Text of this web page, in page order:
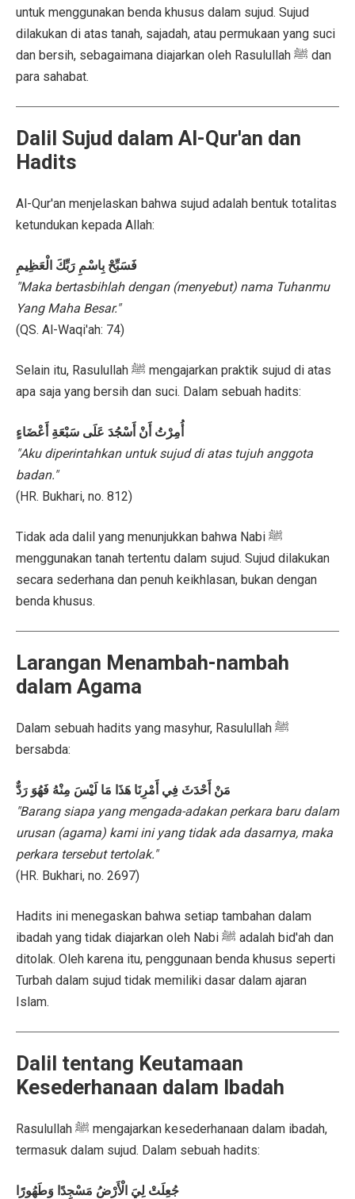
untuk menggunakan benda khusus dalam sujud. Sujud
dilakukan di atas tanah, sajadah, atau permukaan yang suci
dan bersih, sebagaimana diajarkan oleh Rasulullah ﷺ dan
para sahabat.
Dalil Sujud dalam Al-Qur'an dan
Hadits
Al-Qur'an menjelaskan bahwa sujud adalah bentuk totalitas
ketundukan kepada Allah:
فَسَبِّحْ بِاسْمِ رَبِّكَ الْعَظِيمِ
"Maka bertasbihlah dengan (menyebut) nama Tuhanmu
Yang Maha Besar."
(QS. Al-Waqi'ah: 74)
Selain itu, Rasulullah ﷺ mengajarkan praktik sujud di atas
apa saja yang bersih dan suci. Dalam sebuah hadits:
أُمِرْتُ أَنْ أَسْجُدَ عَلَى سَبْعَةِ أَعْضَاءٍ
"Aku diperintahkan untuk sujud di atas tujuh anggota
badan."
(HR. Bukhari, no. 812)
Tidak ada dalil yang menunjukkan bahwa Nabi ﷺ
menggunakan tanah tertentu dalam sujud. Sujud dilakukan
secara sederhana dan penuh keikhlasan, bukan dengan
benda khusus.
Larangan Menambah-nambah
dalam Agama
Dalam sebuah hadits yang masyhur, Rasulullah ﷺ
bersabda:
مَنْ أَحْدَثَ فِي أَمْرِنَا هَذَا مَا لَيْسَ مِنْهُ فَهُوَ رَدٌّ
"Barang siapa yang mengada-adakan perkara baru dalam
urusan (agama) kami ini yang tidak ada dasarnya, maka
perkara tersebut tertolak."
(HR. Bukhari, no. 2697)
Hadits ini menegaskan bahwa setiap tambahan dalam
ibadah yang tidak diajarkan oleh Nabi ﷺ adalah bid'ah dan
ditolak. Oleh karena itu, penggunaan benda khusus seperti
Turbah dalam sujud tidak memiliki dasar dalam ajaran
Islam.
Dalil tentang Keutamaan
Kesederhanaan dalam Ibadah
Rasulullah ﷺ mengajarkan kesederhanaan dalam ibadah,
termasuk dalam sujud. Dalam sebuah hadits:
جُعِلَتْ لِيَ الْأَرْضُ مَسْجِدًا وَطَهُورًا